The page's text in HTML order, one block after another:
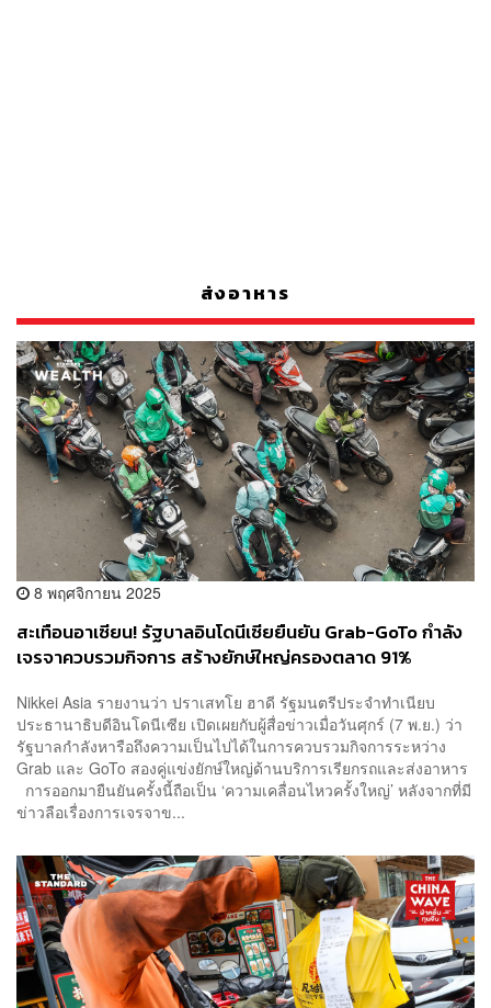
ส่งอาหาร
8 พฤศจิกายน 2025
สะเทือนอาเซียน! รัฐบาลอินโดนีเซียยืนยัน Grab-GoTo กำลัง
เจรจาควบรวมกิจการ สร้างยักษ์ใหญ่ครองตลาด 91%
Nikkei Asia รายงานว่า ปราเสทโย ฮาดี รัฐมนตรีประจำทำเนียบ
ประธานาธิบดีอินโดนีเซีย เปิดเผยกับผู้สื่อข่าวเมื่อวันศุกร์ (7 พ.ย.) ว่า
รัฐบาลกำลังหารือถึงความเป็นไปได้ในการควบรวมกิจการระหว่าง
Grab และ GoTo สองคู่แข่งยักษ์ใหญ่ด้านบริการเรียกรถและส่งอาหาร
การออกมายืนยันครั้งนี้ถือเป็น ‘ความเคลื่อนไหวครั้งใหญ่’ หลังจากที่มี
ข่าวลือเรื่องการเจรจาข...